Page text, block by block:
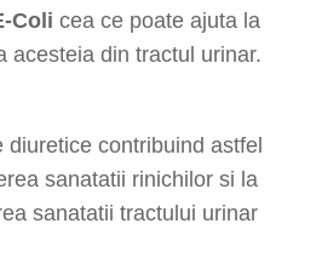
Coli cea ce poate ajuta la
acesteia din tractul urinar.
diuretice contribuind astfel
sanatatii rinichilor si la
sanatatii tractului urinar